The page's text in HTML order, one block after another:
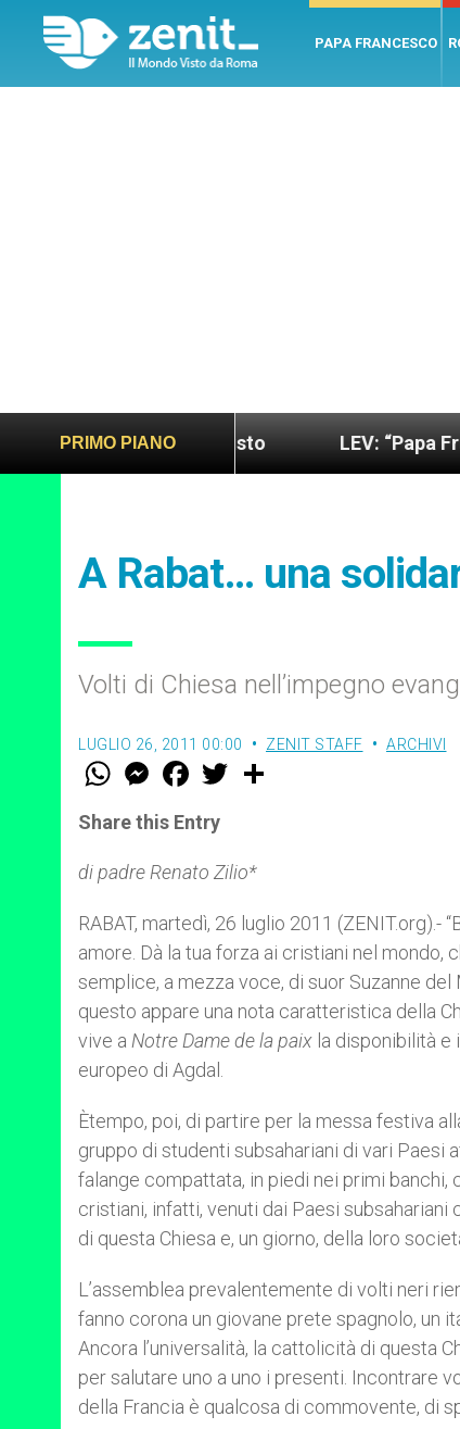
PAPA FRANCESCO
PRIMO PIANO
sano e giusto LEV: “Papa Francesco.
A Rabat… una
Volti di Chiesa nell’impegno
LUGLIO 26, 2011 00:00 ZENIT STAFF ARCHIVI
W
t
s
p
p
M
e
s
e
g
e
F
a
e
b
o
k
w
r
Share this Entry
di padre Renato Zilio*
RABAT, martedì, 26 luglio 2011
amore. Dà la tua forza ai cristiani nel mondo,
semplice, a mezza voce, di suor Suzanne
questo appare una nota caratteristica della
vive a Notre Dame de la paix la disponibilità
europeo di Agdal.
Ètempo, poi, di partire per la messa festiva
gruppo di studenti subsahariani di vari Paesi
falange compattata, in piedi nei primi
cristiani, infatti, venuti dai Paesi
di questa Chiesa e, un giorno, della loro
L’assemblea prevalentemente di volti neri
fanno corona un giovane prete spagnolo, un
Ancora l’universalità, la cattolicità di questa
per salutare uno a uno i presenti. Incontrare
della Francia è qualcosa di commovente, di